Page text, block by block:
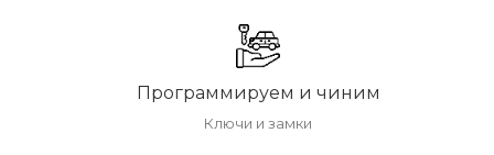
Программируем и чиним
Ключи и замки